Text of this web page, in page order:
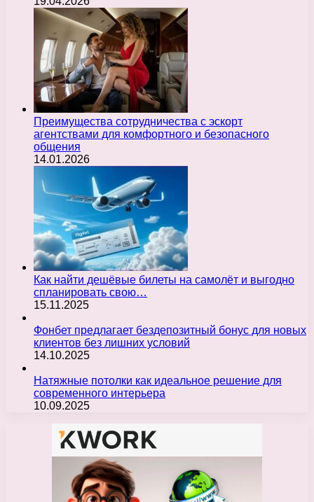
Преимущества сотрудничества с эскорт
агентствами для комфортного и безопасного
общения
14.01.2026
Как найти дешёвые билеты на самолёт и выгодно
спланировать свою…
15.11.2025
Фонбет предлагает бездепозитный бонус для новых
клиентов без лишних условий
14.10.2025
Натяжные потолки как идеальное решение для
современного интерьера
10.09.2025